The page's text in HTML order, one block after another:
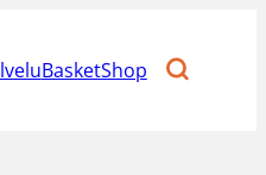
BasketShop